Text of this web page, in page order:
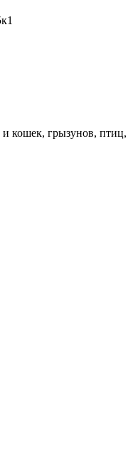
и кошек, грызунов, птиц,